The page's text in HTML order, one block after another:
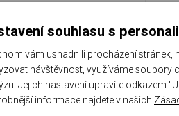
souhlasu s
vám usnadnili procházení
návštěvnost, využíváme soubory
Jejich nastavení upravíte odkazem
informace najdete v našich